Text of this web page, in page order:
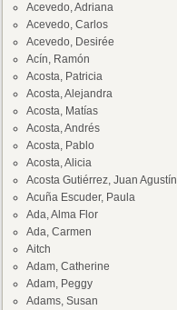
Acevedo, Adriana
Acevedo, Carlos
Acevedo, Desirée
Acín, Ramón
Acosta, Patricia
Acosta, Alejandra
Acosta, Matías
Acosta, Andrés
Acosta, Pablo
Acosta, Alicia
Acosta Gutiérrez, Juan Agustín
Acuña Escuder, Paula
Ada, Alma Flor
Ada, Carmen
Aitch
Adam, Catherine
Adam, Peggy
Adams, Susan